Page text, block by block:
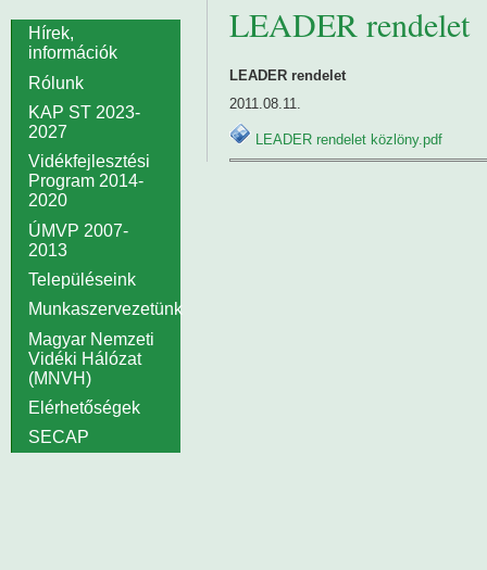
LEADER rendelet
LEADER rendelet
2011.08.11.
LEADER rendelet közlöny.pdf
Hírek,
információk
Rólunk
KAP ST 2023-
2027
Vidékfejlesztési
Program 2014-
2020
ÚMVP 2007-
2013
Településeink
Munkaszervezetünk
Magyar Nemzeti
Vidéki Hálózat
(MNVH)
Elérhetőségek
SECAP